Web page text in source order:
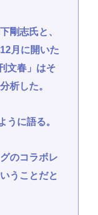
剛志氏と、
月に開いた
文春」はそ
析した。
うに語る。
のコラボレ
うことだと